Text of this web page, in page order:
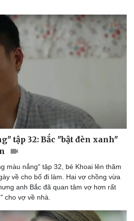
tập 32: Bắc "bật đèn xanh"
màu nắng" tập 32, bé Khoai lên thăm
về cho bố đi làm. Hai vợ chồng vừa
anh Bắc đã quan tâm vợ hơn rất
cho vợ về nhà.